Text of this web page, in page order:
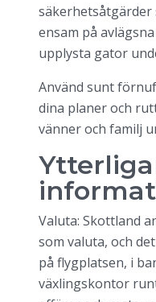
säkerhetsåtgärder
ensam på
upplysta gator
Använd sunt
dina planer och
vänner och familj
Valuta: Skottland
som valuta, och
på flygplatsen, i
växlingskontor